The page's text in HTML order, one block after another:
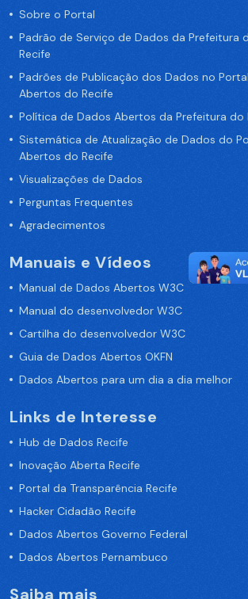
Sobre o Portal
Padrão de Serviço de Dados da Prefeitura
Recife
Padrões de Publicação dos Dados no
Abertos do Recife
Política de Dados Abertos da Prefeitura do
Sistemática de Atualização de Dados do
Abertos do Recife
Visualizações de Dados
Perguntas Frequentes
Agradecimentos
Manuais e Vídeos
Manual de Dados Abertos W3C
Manual do desenvolvedor W3C
Cartilha do desenvolvedor W3C
Guia de Dados Abertos OKFN
Dados Abertos para um dia a dia melhor
Links de Interesse
Hub de Dados Recife
Inovação Aberta Recife
Portal da Transparência Recife
Hacker Cidadão Recife
Dados Abertos Governo Federal
Dados Abertos Pernambuco
Saiba mais